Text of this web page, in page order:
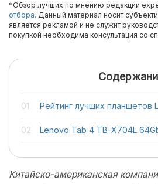
*Обзор лучших по мнению редакции
отбора. Данный материал носит
является рекламой и не служит
покупкой необходима консультация со
Рейтинг лучших планшетов
Lenovo Tab 4 TB-X704L
Китайско-американская